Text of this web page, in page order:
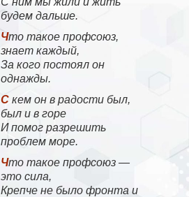
будем дальше.
Что такое профсоюз,
знает каждый,
За кого постоял он
однажды.
С кем он в радости был,
был и в горе
И помог разрешить
проблем море.
Что такое профсоюз —
это сила,
Крепче не было фронта и